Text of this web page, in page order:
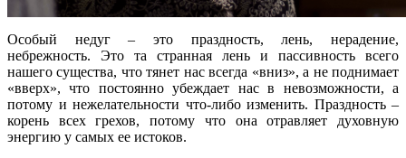
Особый недуг – это праздность, лень, нерадение,
небрежность. Это та странная лень и пассивность всего
нашего существа, что тянет нас всегда «вниз», а не поднимает
«вверх», что постоянно убеждает нас в невозможности, а
потому и нежелательности что-либо изменить. Праздность –
корень всех грехов, потому что она отравляет духовную
энергию у самых ее истоков.